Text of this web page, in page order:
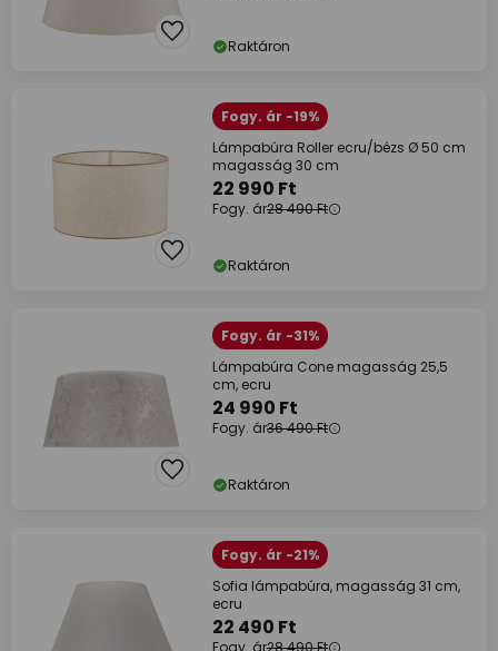
Raktáron
Fogy. ár -19%
Lámpabúra Roller ecru/bézs Ø 50 cm
magasság 30 cm
22 990 Ft
Fogy. ár28 490 Ft
Raktáron
Fogy. ár -31%
Lámpabúra Cone magasság 25,5
cm, ecru
24 990 Ft
Fogy. ár36 490 Ft
Raktáron
Fogy. ár -21%
Sofia lámpabúra, magasság 31 cm,
ecru
22 490 Ft
Fogy. ár28 490 Ft